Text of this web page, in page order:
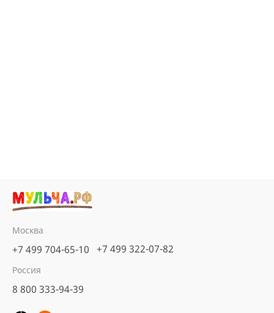
Москва
+7 499 704-65-10 +7 499 322-07-82
Россия
8 800 333-94-39